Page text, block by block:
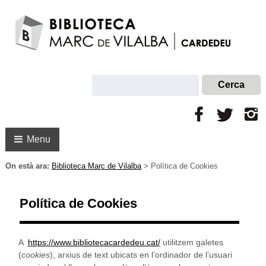
Menu
On està ara: Biblioteca Marc de Vilalba> Política de Cookies
Política de Cookies
A https://www.bibliotecacardedeu.cat/utilitzem galetes
(cookies), arxius de text ubicats en l’ordinador de l’usuari